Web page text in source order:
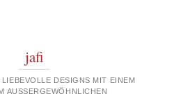
jafi
DESIGNS MIT EINEM
AUSSERGEWÖHNLICHEN